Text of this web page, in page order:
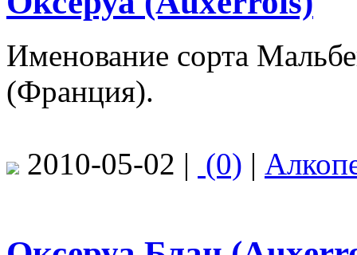
Именование сорта
(Франция).
2010-05-02 | (0) |